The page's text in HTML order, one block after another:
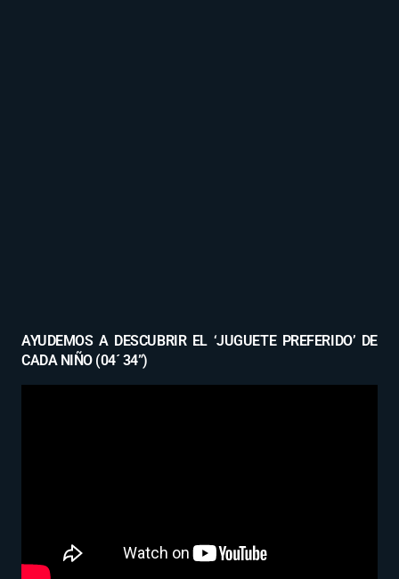
AYUDEMOS A DESCUBRIR EL ‘JUGUETE PREFERIDO’ DE
CADA NIÑO (04´ 34”)